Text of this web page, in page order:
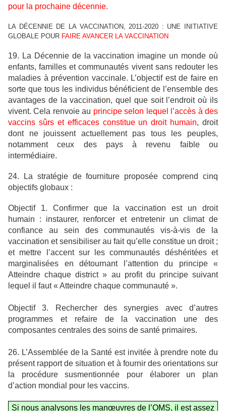
pour la prochaine décennie.
LA DÉCENNIE DE LA VACCINATION, 2011-2020 : UNE INITIATIVE
GLOBALE POUR FAIRE AVANCER LA VACCINATION
19. La Décennie de la vaccination imagine un monde où
enfants, familles et communautés vivent sans redouter les
maladies à prévention vaccinale. L’objectif est de faire en
sorte que tous les individus bénéficient de l’ensemble des
avantages de la vaccination, quel que soit l’endroit où ils
vivent. Cela renvoie au principe selon lequel l’accès à des
vaccins sûrs et efficaces constitue un droit humain, droit
dont ne jouissent actuellement pas tous les peuples,
notamment ceux des pays à revenu faible ou
intermédiaire.
24. La stratégie de fourniture proposée comprend cinq
objectifs globaux :
Objectif 1. Confirmer que la vaccination est un droit
humain :
instaurer, renforcer et entretenir un climat de
confiance au sein des communautés vis-à-vis de la
vaccination et sensibiliser au fait qu’elle constitue un droit ;
et mettre l’accent sur les communautés déshéritées et
marginalisées en détournant l’attention du principe «
Atteindre chaque district » au profit du principe suivant
lequel il faut « Atteindre chaque communauté ».
Objectif 3. Rechercher des synergies avec d’autres
programmes et refaire de la vaccination une des
composantes centrales des soins de santé primaires.
26. L’Assemblée de la Santé est invitée à prendre note du
présent rapport de situation et à fournir des orientations sur
la procédure susmentionnée pour élaborer un plan
d’action mondial pour les vaccins.
Si nous analysons les manœuvres de l’OMS, il est assez